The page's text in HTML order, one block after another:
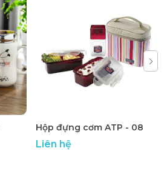
Hộp đựng cơm ATP - 08
Liên hệ